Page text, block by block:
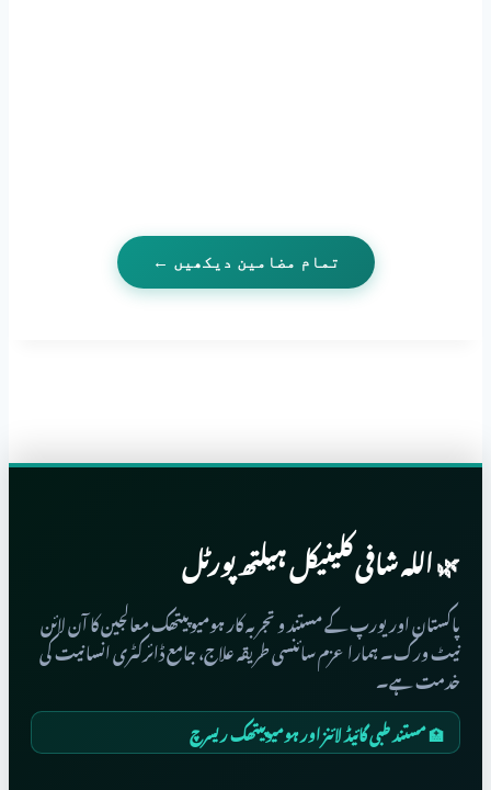
تمام مضامین دیکھیں ←
🌿 اللہ شافی کلینیکل ہیلتھ پورٹل
پاکستان اور یورپ کے مستند و تجربہ کار ہومیوپیتھک معالجین کا آن لائن
نیٹ ورک۔ ہمارا عزم سائنسی طریقہ علاج، جامع ڈائرکٹری انسانیت کی
خدمت ہے۔
🏥 مستند طبی گائیڈ لائنز اور ہومیوپیتھک ریسرچ